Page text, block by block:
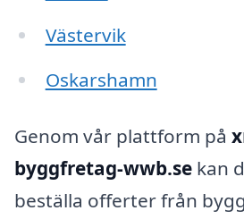
Västervik
Oskarshamn
Genom vår plattform på
byggfretag-wwb.se kan
beställa offerter från